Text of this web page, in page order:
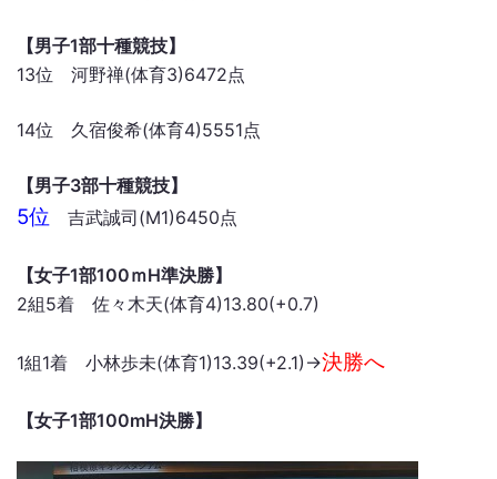
【男子1部十種競技】
13位 河野禅(体育3)6472点
14位 久宿俊希(体育4)5551点
【男子3部十種競技】
5位 吉武誠司(M1)6450点
【女子1部100ｍH準決勝】
2組5着 佐々木天(体育4)13.80(+0.7)
1組1着 小林歩未(体育1)13.39(+2.1)→決勝へ
【女子1部100mH決勝】